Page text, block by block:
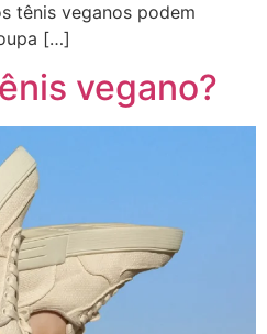
tênis veganos podem
[…]
vegano?